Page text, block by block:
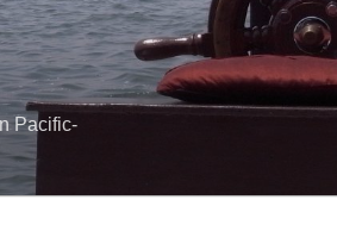
Pacific-